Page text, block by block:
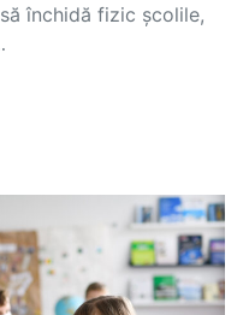
închidă fizic școlile,